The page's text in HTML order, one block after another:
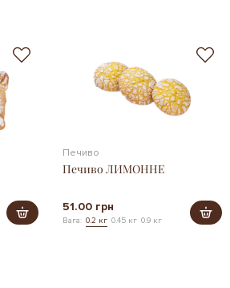
Печиво
Печиво ЛИМОННЕ
51.00 грн
Вага: 0.2 кг 0.45 кг 0.9 кг